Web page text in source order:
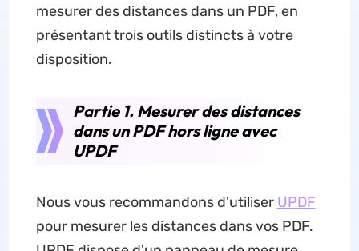
mesurer des distances dans un PDF, en
présentant trois outils distincts à votre
disposition.
Partie 1. Mesurer des distances
dans un PDF hors ligne avec
UPDF
Nous vous recommandons d'utiliser UPDF
pour mesurer les distances dans vos PDF.